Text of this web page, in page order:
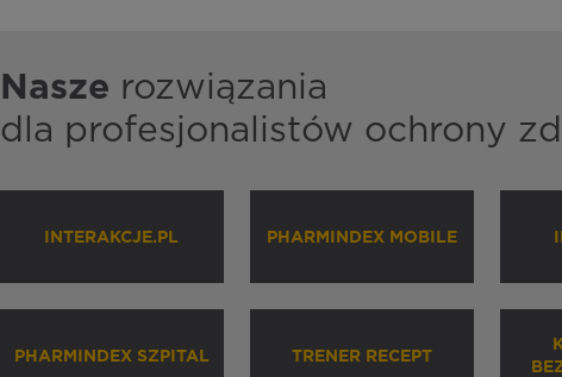
Nasze rozwiązania
dla profesjonalistów ochrony
INTERAKCJE.PL PHARMINDEX MOBILE
PHARMINDEX SZPITAL TRENER RECEPT